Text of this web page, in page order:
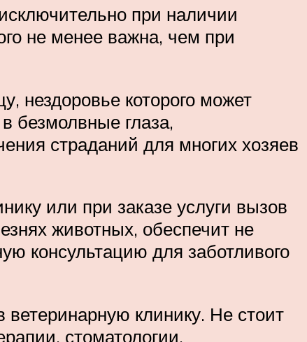
при наличии
не менее важна, чем при
нездоровье которого может
безмолвные глаза,
страданий для многих хозяев
или при заказе услуги вызов
животных, обеспечит не
консультацию для заботливого
клинику. Не стоит
стоматологии,